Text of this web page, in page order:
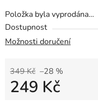
Položka byla vyprodána…
Dostupnost
Možnosti doručení
349 Kč –28 %
249 Kč